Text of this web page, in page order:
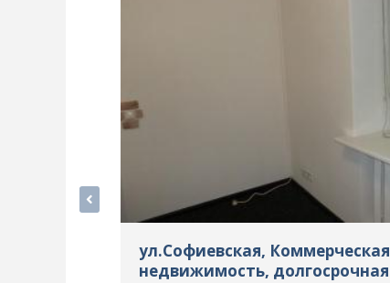
ул.Софиевская, Коммерческая
недвижимость, долгосрочная